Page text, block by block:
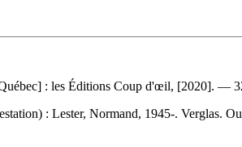
: les Éditions Coup d'œil, [2020]. —
: Lester, Normand, 1945-. Verglas.